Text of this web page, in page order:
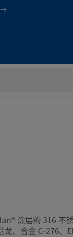
涂层的 316 不
龙、合金 C-276